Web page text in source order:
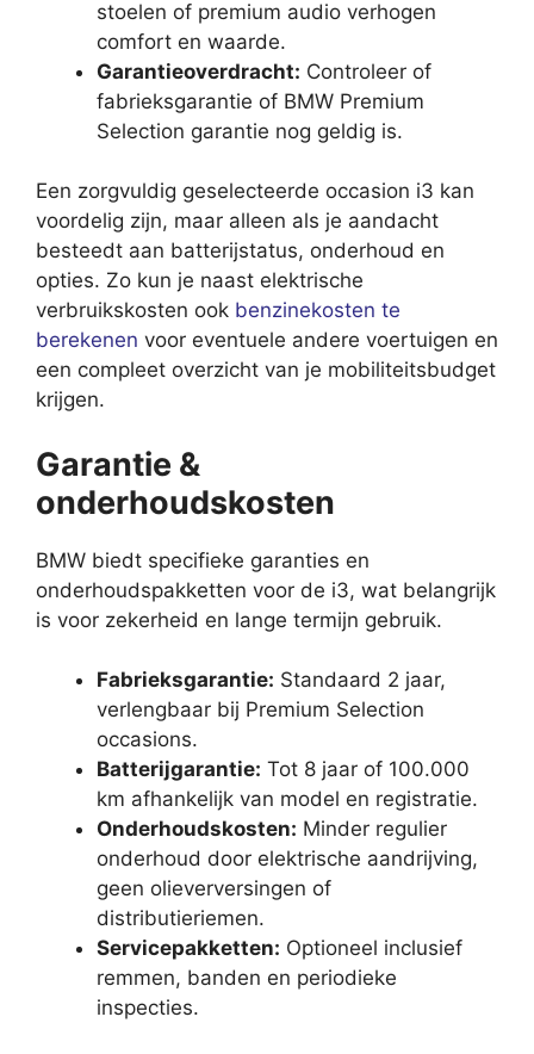
stoelen of premium audio verhogen
comfort en waarde.
Garantieoverdracht: Controleer of
fabrieksgarantie of BMW Premium
Selection garantie nog geldig is.
Een zorgvuldig geselecteerde occasion i3 kan
voordelig zijn, maar alleen als je aandacht
besteedt aan batterijstatus, onderhoud en
opties. Zo kun je naast elektrische
verbruikskosten ook benzinekosten te
berekenen voor eventuele andere voertuigen en
een compleet overzicht van je mobiliteitsbudget
krijgen.
Garantie &
onderhoudskosten
BMW biedt specifieke garanties en
onderhoudspakketten voor de i3, wat belangrijk
is voor zekerheid en lange termijn gebruik.
Fabrieksgarantie: Standaard 2 jaar,
verlengbaar bij Premium Selection
occasions.
Batterijgarantie: Tot 8 jaar of 100.000
km afhankelijk van model en registratie.
Onderhoudskosten: Minder regulier
onderhoud door elektrische aandrijving,
geen olieverversingen of
distributieriemen.
Servicepakketten: Optioneel inclusief
remmen, banden en periodieke
inspecties.